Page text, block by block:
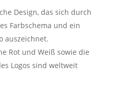
Design, das sich durch
Farbschema und ein
auszeichnet.
Rot und Weiß sowie die
Logos sind weltweit